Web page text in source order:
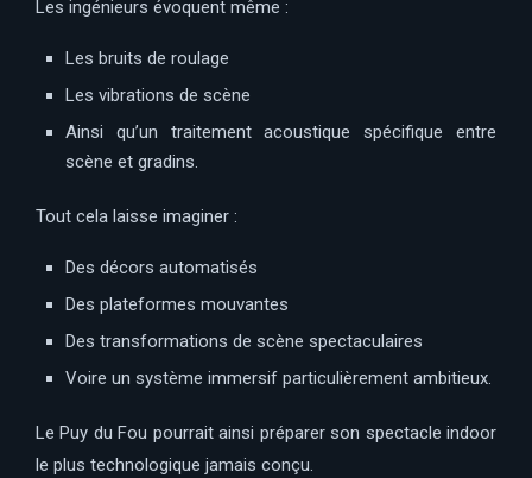
Les ingénieurs évoquent même :
Les bruits de roulage
Les vibrations de scène
Ainsi qu’un traitement acoustique spécifique entre
scène et gradins.
Tout cela laisse imaginer :
Des décors automatisés
Des plateformes mouvantes
Des transformations de scène spectaculaires
Voire un système immersif particulièrement ambitieux.
Le Puy du Fou pourrait ainsi préparer son spectacle indoor
le plus technologique jamais conçu.